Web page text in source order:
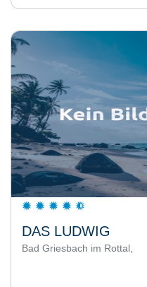
DAS LUDWIG
Bad Griesbach im Rottal,